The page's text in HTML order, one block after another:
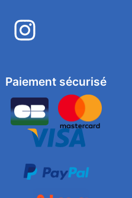
Paiement sécurisé